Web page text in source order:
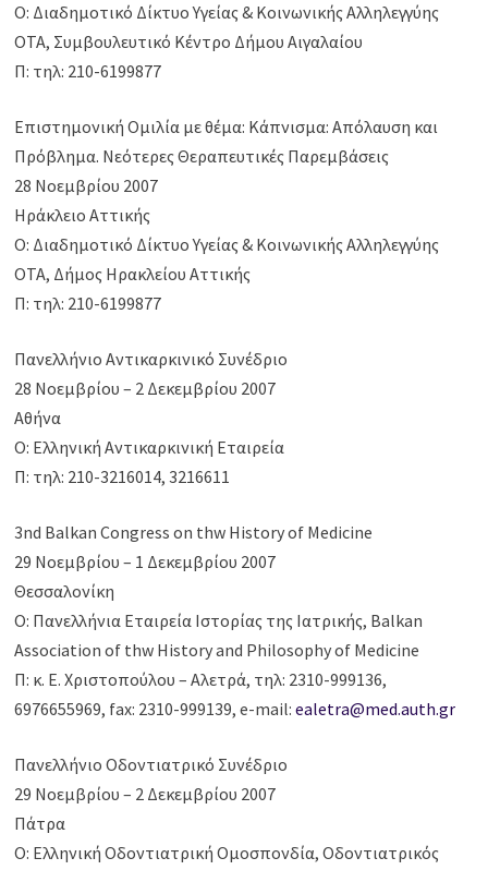
Ο: Διαδημοτικό Δίκτυο Υγείας & Κοινωνικής Αλληλεγγύης
ΟΤΑ, Συμβουλευτικό Κέντρο Δήμου Αιγαλαίου
Π: τηλ: 210-6199877
Επιστημονική Ομιλία με θέμα: Κάπνισμα: Απόλαυση και
Πρόβλημα. Νεότερες Θεραπευτικές Παρεμβάσεις
28 Νοεμβρίου 2007
Ηράκλειο Αττικής
Ο: Διαδημοτικό Δίκτυο Υγείας & Κοινωνικής Αλληλεγγύης
ΟΤΑ, Δήμος Ηρακλείου Αττικής
Π: τηλ: 210-6199877
Πανελλήνιο Αντικαρκινικό Συνέδριο
28 Νοεμβρίου – 2 Δεκεμβρίου 2007
Αθήνα
Ο: Ελληνική Αντικαρκινική Εταιρεία
Π: τηλ: 210-3216014, 3216611
3nd Balkan Congress on thw History of Medicine
29 Νοεμβρίου – 1 Δεκεμβρίου 2007
Θεσσαλονίκη
Ο: Πανελλήνια Εταιρεία Ιστορίας της Ιατρικής, Balkan
Association of thw History and Philosophy of Medicine
Π: κ. Ε. Χριστοπούλου – Αλετρά, τηλ: 2310-999136,
6976655969, fax: 2310-999139, e-mail:ealetra@med.auth.gr
Πανελλήνιο Οδοντιατρικό Συνέδριο
29 Νοεμβρίου – 2 Δεκεμβρίου 2007
Πάτρα
Ο: Ελληνική Οδοντιατρική Ομοσπονδία, Οδοντιατρικός